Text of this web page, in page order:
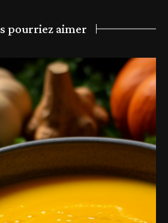
pourriez aimer